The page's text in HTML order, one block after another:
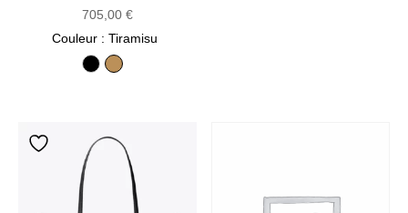
705,00 €
Couleur : Tiramisu
BlackTiramisu